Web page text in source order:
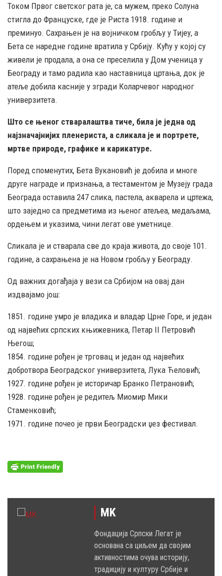
Током Првог светског рата је, са мужем, преко Солуна
стигла до Француске, где је Риста 1918. године и
преминуо. Сахрањен је на војничком гробљу у Тијеу, а
Бета се наредне године вратила у Србију. Кућу у којој су
живели је продала, а она се преселила у Дом ученица у
Београду и тамо радила као наставница цртања, док је
атеље добила касније у згради Коларчевог народног
универзитета.
Што се њеног стваралаштва тиче, била је једна од
најзначајнијих пленериста, а сликала је и портрете,
мртве природе, графике и карикатуре.
Поред споменутих, Бета Вукановић је добила и многе
друге награде и признања, а тестаментом је Музеју града
Београда оставила 247 слика, пастела, акварела и цртежа,
што заједно са предметима из њеног атељеа, медаљама,
ордењем и указима, чини легат ове уметнице.
Сликала је и стварала све до краја живота, до своје 101.
године, а сахрањена је на Новом гробљу у Београду.
Од важних догађаја у вези са Србијом на овај дан
издвајамо још:
1851. године умро је владика и владар Црне Горе, и један
од највећих српских књижевника, Петар II Петровић
Његош;
1854. године рођен је трговац и један од највећих
добротвора Београдског универзитета, Лука Ћеловић;
1927. године рођен је историчар Бранко Петрановић;
1928. године рођен је редитељ Миомир Мики
Стаменковић;
1971. године почео је први Београдски џез фестивал.
MK
Фондација Српски Легат је
основана са циљем да својим
активностима очува историју,
традицију и културу Србије и